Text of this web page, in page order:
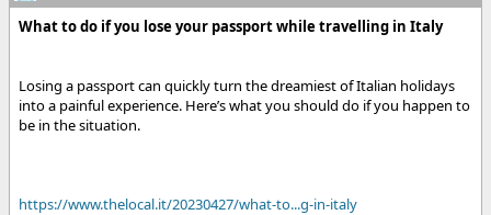
What to do if you lose your passport while travelling in Italy
Losing a passport can quickly turn the dreamiest of Italian holidays
into a painful experience. Here’s what you should do if you happen to
be in the situation.
https://www.thelocal.it/20230427/what-to...g-in-italy